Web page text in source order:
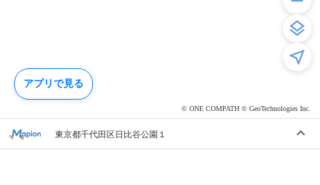
© ONE COMPATH © GeoTechnologies Inc.
東京都千代田区日比谷公園１
アプリで見る